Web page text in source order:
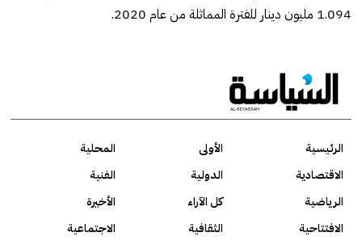
1.094 مليون دينار للفترة المماثلة من عام 2020.
الرئيسية الأولى
المحلية
الاقتصادية
الدولية
الفنية
الرياضية
كل الآراء
الأخيرة
الافتتاحية
الثقافية
الاجتماعية